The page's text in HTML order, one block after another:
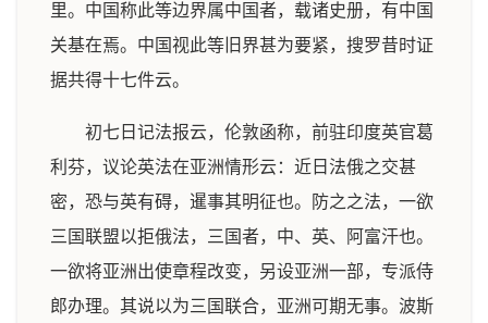
里。中国称此等边界属中国者，载诸史册，有中国
关基在焉。中国视此等旧界甚为要紧，搜罗昔时证
据共得十七件云。
初七日记法报云，伦敦函称，前驻印度英官葛
利芬，议论英法在亚洲情形云：近日法俄之交甚
密，恐与英有碍，暹事其明征也。防之之法，一欲
三国联盟以拒俄法，三国者，中、英、阿富汗也。
一欲将亚洲出使章程改变，另设亚洲一部，专派侍
郎办理。其说以为三国联合，亚洲可期无事。波斯